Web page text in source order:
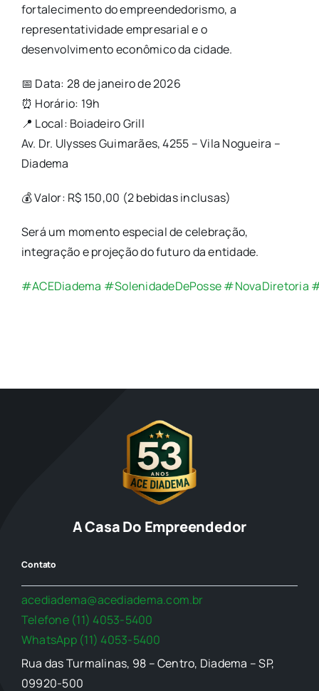
fortalecimento do empreendedorismo, a
representatividade empresarial e o
desenvolvimento econômico da cidade.
📅 Data: 28 de janeiro de 2026
⏰ Horário: 19h
📍 Local: Boiadeiro Grill
Av. Dr. Ulysses Guimarães, 4255 – Vila Nogueira –
Diadema
💰 Valor: R$ 150,00 (2 bebidas inclusas)
Será um momento especial de celebração,
integração e projeção do futuro da entidade.
#ACEDiadema #SolenidadeDePosse#NovaDiretoria
A Casa Do Empreendedor
Contato
acediadema@acediadema.com.br
Telefone (11) 4053-5400
WhatsApp (11) 4053-5400
Rua das Turmalinas, 98 – Centro, Diadema – SP,
09920-500